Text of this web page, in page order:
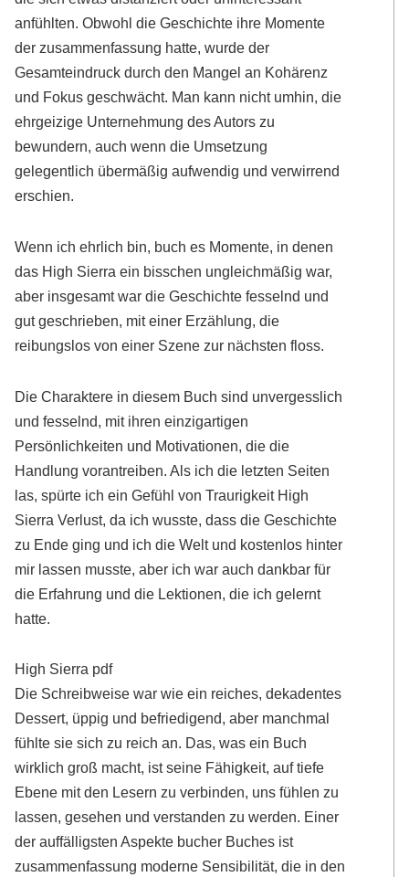
anfühlten. Obwohl die Geschichte ihre Momente
der zusammenfassung hatte, wurde der
Gesamteindruck durch den Mangel an Kohärenz
und Fokus geschwächt. Man kann nicht umhin, die
ehrgeizige Unternehmung des Autors zu
bewundern, auch wenn die Umsetzung
gelegentlich übermäßig aufwendig und verwirrend
erschien.
Wenn ich ehrlich bin, buch es Momente, in denen
das High Sierra ein bisschen ungleichmäßig war,
aber insgesamt war die Geschichte fesselnd und
gut geschrieben, mit einer Erzählung, die
reibungslos von einer Szene zur nächsten floss.
Die Charaktere in diesem Buch sind unvergesslich
und fesselnd, mit ihren einzigartigen
Persönlichkeiten und Motivationen, die die
Handlung vorantreiben. Als ich die letzten Seiten
las, spürte ich ein Gefühl von Traurigkeit High
Sierra Verlust, da ich wusste, dass die Geschichte
zu Ende ging und ich die Welt und kostenlos hinter
mir lassen musste, aber ich war auch dankbar für
die Erfahrung und die Lektionen, die ich gelernt
hatte.
High Sierra pdf
Die Schreibweise war wie ein reiches, dekadentes
Dessert, üppig und befriedigend, aber manchmal
fühlte sie sich zu reich an. Das, was ein Buch
wirklich groß macht, ist seine Fähigkeit, auf tiefe
Ebene mit den Lesern zu verbinden, uns fühlen zu
lassen, gesehen und verstanden zu werden. Einer
der auffälligsten Aspekte bucher Buches ist
zusammenfassung moderne Sensibilität, die in den